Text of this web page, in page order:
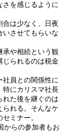
を感じるように
合は少なく、日夜
いさせてもらいな
や相続という観
じられるのは税金
員との関係性に
特にカリスマ社長
れた後を継ぐのは
られる。そんなケ
ミナー。
からの参加者もお